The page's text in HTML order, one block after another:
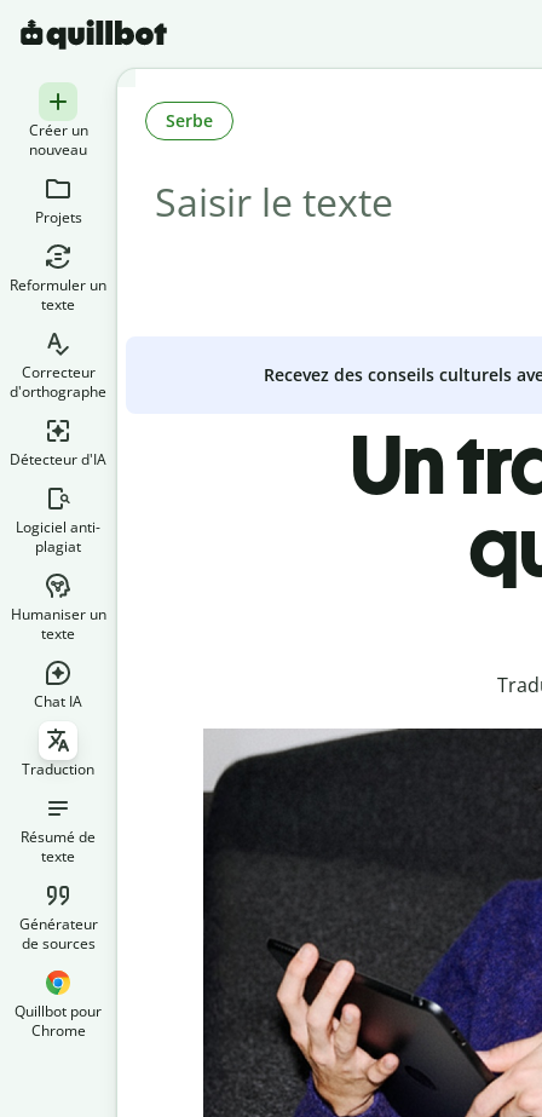
Créer un
nouveau
Projets
Reformuler un
texte
Correcteur
d'orthographe
Détecteur d'IA
Logiciel anti-
plagiat
Humaniser un
texte
Chat IA
Traduction
Résumé de
texte
Générateur
de sources
Quillbot pour
Chrome
Serbe
Recevez des conseils culturels
Un